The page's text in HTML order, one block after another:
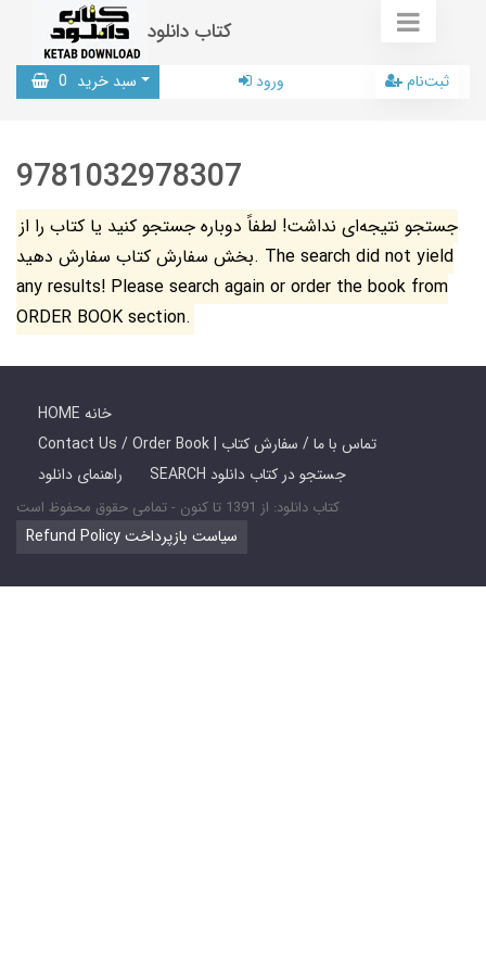
کتاب دانلود
سبد خرید 0 ورود ثبت‌نام
9781032978307
جستجو نتیجه‌ای نداشت! لطفاً دوباره جستجو کنید یا کتاب را از
بخش سفارش کتاب سفارش دهید. The search did not yield
any results! Please search again or order the book from
ORDER BOOK section.
HOME خانه
Contact Us / Order Book | تماس با ما / سفارش کتاب
راهنمای دانلود
SEARCH جستجو در کتاب دانلود
کتاب دانلود: از 1391 تا کنون - تمامی حقوق محفوظ است
Refund Policy سیاست بازپرداخت